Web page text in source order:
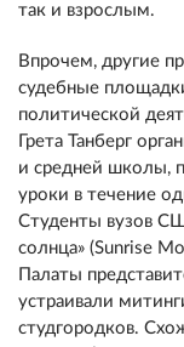
так и взрослым.
Впрочем, другие
судебные
политической
Грета Танберг
и средней школы,
уроки в течение
Студенты вузов
солнца» (Sunrise
Палаты
устраивали
студгородков.